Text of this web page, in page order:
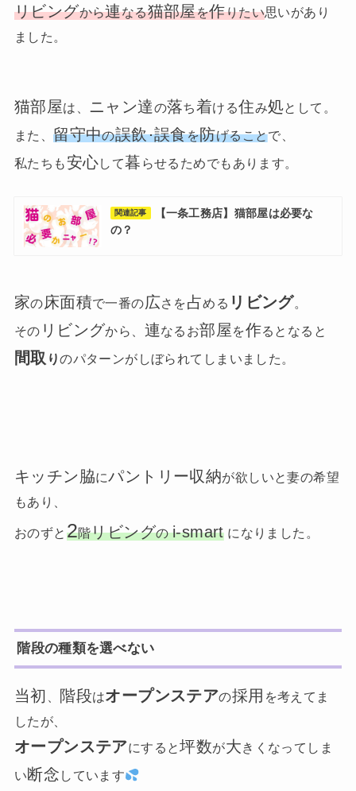
リビングから連なる猫部屋を作りたい思いがあり
ました。
猫部屋は、 ニャン達の落ち着ける住み処として。
また、留守中の誤飲･誤食を防げることで、
私たちも安心して暮 らせるためでもあります。
関連記事
【一条工務店】猫部屋は必要な
の？
家の床面積で一番の広さを占める リビング
その リビングから、 連なるお部屋を作るとなると
間取 りのパターンがしぼられてしまいました。
キッチン脇にパントリー収納が欲しいと妻の希望
もあり、
おのずと 2階リビングのi-smartになりました。
階段の種類を選べない
当初 階段はオープンステアの採用 を考えてま
したが、
オープンステアにすると坪数が大きくなってしま
い断念 しています